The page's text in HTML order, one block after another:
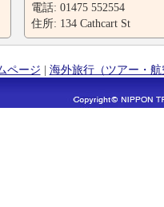
電話: 01475 552554
住所: 134 Cathcart St
ページ | 海外旅行（ツアー・航